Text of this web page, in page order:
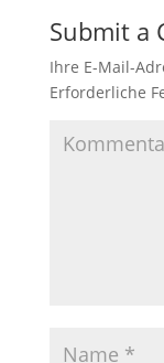
Submit a
Ihre E-Mail-
Erforderliche